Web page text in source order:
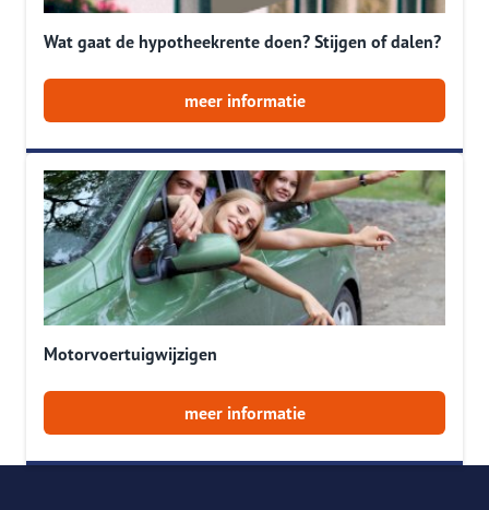
Wat gaat de hypotheekrente doen? Stijgen of dalen?
meer informatie
Motorvoertuigwijzigen
meer informatie